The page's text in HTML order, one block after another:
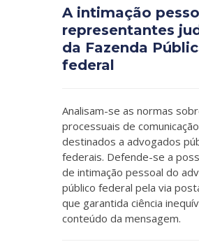
A intimação
representantes
da Fazenda
federal
Analisam-se as normas
processuais de comunicação
destinados a advogados
federais. Defende-se a
de intimação pessoal do
público federal pela via
que garantida ciência
conteúdo da mensagem.